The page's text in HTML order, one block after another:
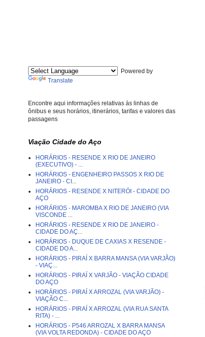
Powered by
Translate
Encontre aqui informações relativas às linhas de
ônibus e seus horários, itinerários, tarifas e valores das
passagens
Viação Cidade do Aço
HORÁRIOS - RESENDE X RIO DE JANEIRO
(EXECUTIVO) - ...
HORÁRIOS - ENGENHEIRO PASSOS X RIO DE
JANEIRO - CI...
HORÁRIOS - RESENDE X NITERÓI - CIDADE DO
AÇO
HORÁRIOS - MAROMBA X RIO DE JANEIRO (VIA
VISCONDE ...
HORÁRIOS - RESENDE X RIO DE JANEIRO -
CIDADE DO AÇ...
HORÁRIOS - DUQUE DE CAXIAS X RESENDE -
CIDADE DO A...
HORÁRIOS - PIRAÍ X BARRA MANSA (VIA VARJÃO)
- VIAÇ...
HORÁRIOS - PIRAÍ X VARJÃO - VIAÇÃO CIDADE
DO AÇO
HORÁRIOS - PIRAÍ X ARROZAL (VIA VARJÃO) -
VIAÇÃO C...
HORÁRIOS - PIRAÍ X ARROZAL (VIA RUA SANTA
RITA) - ...
HORÁRIOS - P546 ARROZAL X BARRA MANSA
(VIA VOLTA REDONDA) - CIDADE DO AÇO